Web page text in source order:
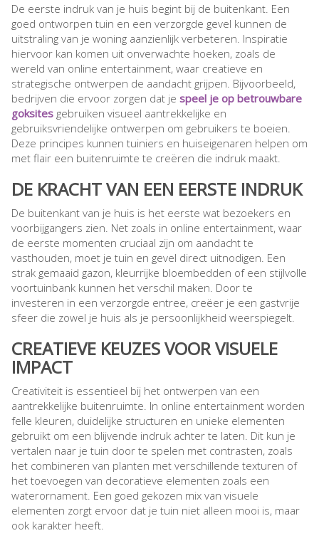
De eerste indruk van je huis begint bij de buitenkant. Een
goed ontworpen tuin en een verzorgde gevel kunnen de
uitstraling van je woning aanzienlijk verbeteren. Inspiratie
hiervoor kan komen uit onverwachte hoeken, zoals de
wereld van online entertainment, waar creatieve en
strategische ontwerpen de aandacht grijpen. Bijvoorbeeld,
bedrijven die ervoor zorgen dat je speel je op betrouwbare
goksites gebruiken visueel aantrekkelijke en
gebruiksvriendelijke ontwerpen om gebruikers te boeien.
Deze principes kunnen tuiniers en huiseigenaren helpen om
met flair een buitenruimte te creëren die indruk maakt.
DE KRACHT VAN EEN EERSTE INDRUK
De buitenkant van je huis is het eerste wat bezoekers en
voorbijgangers zien. Net zoals in online entertainment, waar
de eerste momenten cruciaal zijn om aandacht te
vasthouden, moet je tuin en gevel direct uitnodigen. Een
strak gemaaid gazon, kleurrijke bloembedden of een stijlvolle
voortuinbank kunnen het verschil maken. Door te
investeren in een verzorgde entree, creëer je een gastvrije
sfeer die zowel je huis als je persoonlijkheid weerspiegelt.
CREATIEVE KEUZES VOOR VISUELE
IMPACT
Creativiteit is essentieel bij het ontwerpen van een
aantrekkelijke buitenruimte. In online entertainment worden
felle kleuren, duidelijke structuren en unieke elementen
gebruikt om een blijvende indruk achter te laten. Dit kun je
vertalen naar je tuin door te spelen met contrasten, zoals
het combineren van planten met verschillende texturen of
het toevoegen van decoratieve elementen zoals een
waterornament. Een goed gekozen mix van visuele
elementen zorgt ervoor dat je tuin niet alleen mooi is, maar
ook karakter heeft.